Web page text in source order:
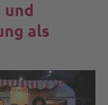
als